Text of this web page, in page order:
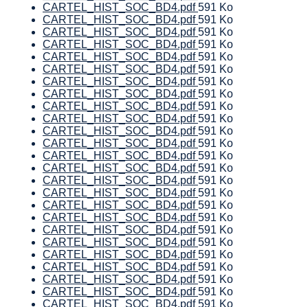
CARTEL_HIST_SOC_BD4.pdf591 Ko
CARTEL_HIST_SOC_BD4.pdf591 Ko
CARTEL_HIST_SOC_BD4.pdf591 Ko
CARTEL_HIST_SOC_BD4.pdf591 Ko
CARTEL_HIST_SOC_BD4.pdf591 Ko
CARTEL_HIST_SOC_BD4.pdf591 Ko
CARTEL_HIST_SOC_BD4.pdf591 Ko
CARTEL_HIST_SOC_BD4.pdf591 Ko
CARTEL_HIST_SOC_BD4.pdf591 Ko
CARTEL_HIST_SOC_BD4.pdf591 Ko
CARTEL_HIST_SOC_BD4.pdf591 Ko
CARTEL_HIST_SOC_BD4.pdf591 Ko
CARTEL_HIST_SOC_BD4.pdf591 Ko
CARTEL_HIST_SOC_BD4.pdf591 Ko
CARTEL_HIST_SOC_BD4.pdf591 Ko
CARTEL_HIST_SOC_BD4.pdf591 Ko
CARTEL_HIST_SOC_BD4.pdf591 Ko
CARTEL_HIST_SOC_BD4.pdf591 Ko
CARTEL_HIST_SOC_BD4.pdf591 Ko
CARTEL_HIST_SOC_BD4.pdf591 Ko
CARTEL_HIST_SOC_BD4.pdf591 Ko
CARTEL_HIST_SOC_BD4.pdf591 Ko
CARTEL_HIST_SOC_BD4.pdf591 Ko
CARTEL_HIST_SOC_BD4.pdf591 Ko
CARTEL_HIST_SOC_BD4.pdf591 Ko